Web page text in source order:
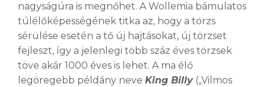
nagyságúra is megnőhet. A Wollemia bámulatos
túlélőképességének titka az, hogy a törzs
sérülése esetén a tő új hajtásokat, új törzset
fejleszt, így a jelenlegi több száz éves törzsek
töve akár 1000 éves is lehet. A ma élő
legöregebb példány neve King Billy („Vilmos